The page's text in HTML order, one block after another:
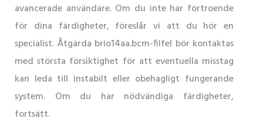
avancerade användare. Om du inte har förtroende
för dina färdigheter, föreslår vi att du hör en
specialist. Åtgärda brio14aa.bcm-filfel bör kontaktas
med största försiktighet för att eventuella misstag
kan leda till instabilt eller obehagligt fungerande
system. Om du har nödvändiga färdigheter,
fortsätt.